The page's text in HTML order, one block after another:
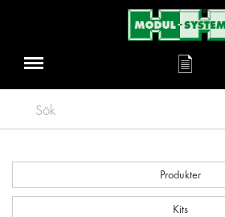
Sök
Produkter
Kits